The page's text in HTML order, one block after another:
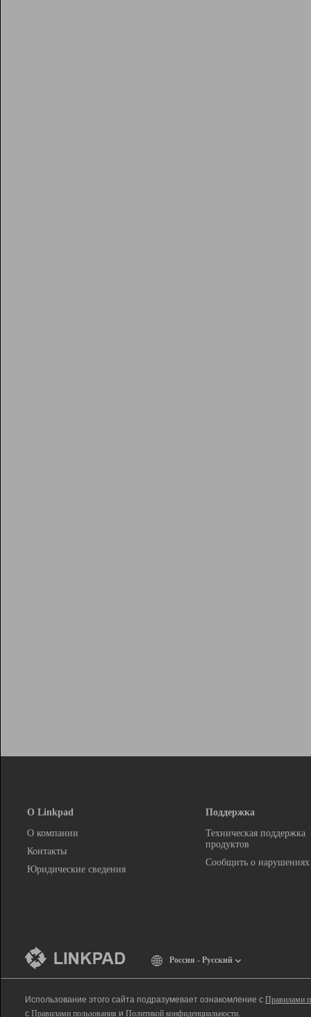
О Linkpad
О компании
Контакты
Юридические сведения
Поддержка
Техническая поддержка
продуктов
Сообщить о нарушениях
Россия - Русский
Использование этого сайта подразумевает ознакомление с Правилами
с Правилами пользования и Политикой конфиденциальности.